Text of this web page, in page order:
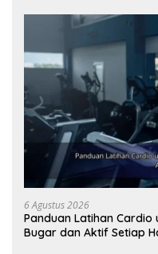
6 Agustus 2026
Panduan Latihan Cardio
Bugar dan Aktif Setiap